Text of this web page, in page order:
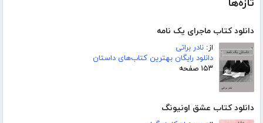
تازه‌ها
دانلود کتاب ماجرای یک نامه
از: نادر براتی
دانلود رایگان بهترین کتاب‌های داستان
۱۵۳ صفحه
دانلود کتاب عشق اونیونگ